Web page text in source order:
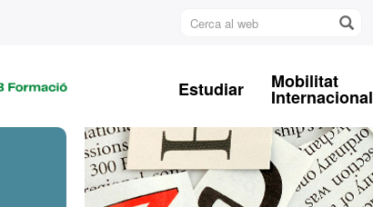
Cerca
B
Estudiar Mobilitat
Internacional